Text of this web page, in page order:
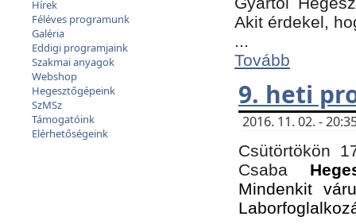
Hírek
Féléves programunk
Galéria
Eddigi programjaink
Szakmai anyagok
Webshop
Hegesztőgépeink
SzMSz
Támogatóink
Elérhetőségeink
Akit érdekel,
...
Tovább
9. heti
2016. 11. 02. -
Csütörtökön
Csaba
Mindenkit